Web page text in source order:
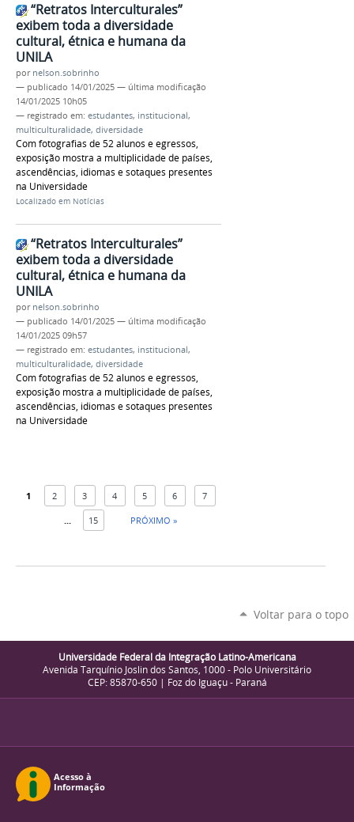
“Retratos Interculturales”
exibem toda a diversidade
cultural, étnica e humana da
UNILA
por nelson.sobrinho
— publicado 14/01/2025 — última modificação
14/01/2025 10h05
— registrado em: estudantes, institucional,
multiculturalidade, diversidade
Com fotografias de 52 alunos e egressos,
exposição mostra a multiplicidade de países,
ascendências, idiomas e sotaques presentes
na Universidade
Localizado em Notícias
“Retratos Interculturales”
exibem toda a diversidade
cultural, étnica e humana da
UNILA
por nelson.sobrinho
— publicado 14/01/2025 — última modificação
14/01/2025 09h57
— registrado em: estudantes, institucional,
multiculturalidade, diversidade
Com fotografias de 52 alunos e egressos,
exposição mostra a multiplicidade de países,
ascendências, idiomas e sotaques presentes
na Universidade
1 2 3 4 5 6 7
15 PRÓXIMO »
Voltar para o topo
Universidade Federal da Integração Latino-Americana
Avenida Tarquínio Joslin dos Santos, 1000 - Polo Universitário
CEP: 85870-650 | Foz do Iguaçu - Paraná